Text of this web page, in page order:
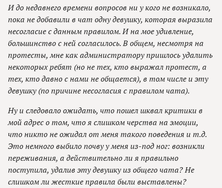
И до недавнего времени вопросов ни у кого не возникало,
пока не добавили в чат одну девушку, которая выразила
несогласие с данным правилом. И на мое удивление,
большинство с ней согласилось. В общем, несмотря на
протесты, мне как администратору пришлось удалить
некоторых ребят (но не тех, кто выражал протест, а
тех, кто давно с нами не общается), в том числе и эту
девушку (по причине несогласия с правилом чата).
Ну и следовало ожидать, что пошел шквал критики в
мой адрес о том, что я слишком черства на эмоции,
что никто не ожидал от меня такого поведения и т.д.
Это немного выбило почву у меня из-под ног: возникли
переживания, а действительно ли я правильно
поступила, удалив эту девушку из общего чата? Не
слишком ли жесткие правила были выставлены?